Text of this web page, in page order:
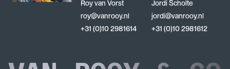
Zo sluit het naadloos aan bij de architectuur of
kleurstelling van het gebouw.
Neem gerust contact met ons op voor advies of
Roy van Vorst
roy@vanrooy.nl
+31 (0)10 2981614
Jordi Scholte
jordi@vanrooy.nl
+31 (0)10 2981612